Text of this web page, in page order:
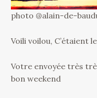
photo @alain-de-
Voili voilou, C’étaient
Votre envoyée très
bon weekend